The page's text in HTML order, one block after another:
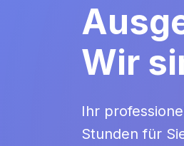
Wir
Ihr
Stunden für